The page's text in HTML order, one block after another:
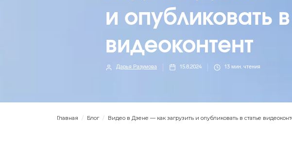
и опубликовать
видеоконтент
Дарья Разумова 15.8.2024 13 мин. чтения
Главная / Блог / Видео в Дзене — как загрузить и опубликовать в статье